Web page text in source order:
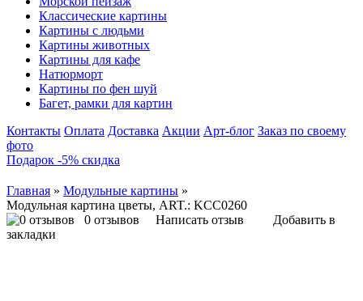
Классические картины
Картины с людьми
Картины животных
Картины для кафе
Натюрморт
Картины по фен шуй
Багет, рамки для картин
Контакты Оплата Доставка Акции Арт-блог Заказ по своему
фото
Подарок -5% скидка
Главная » Модульные картины »
Модульная картина цветы, ART.: KCC0260
0 отзывов
Написать отзыв
Добавить в
закладки